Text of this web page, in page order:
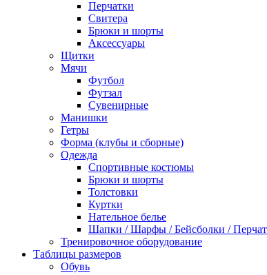
Перчатки
Cвитера
Брюки и шорты
Аксессуары
Щитки
Мячи
Футбол
Футзал
Сувенирные
Манишки
Гетры
Форма (клубы и сборные)
Одежда
Спортивные костюмы
Брюки и шорты
Толстовки
Куртки
Нательное белье
Шапки / Шарфы / Бейсболки /
Тренировочное оборудование
Таблицы размеров
Обувь